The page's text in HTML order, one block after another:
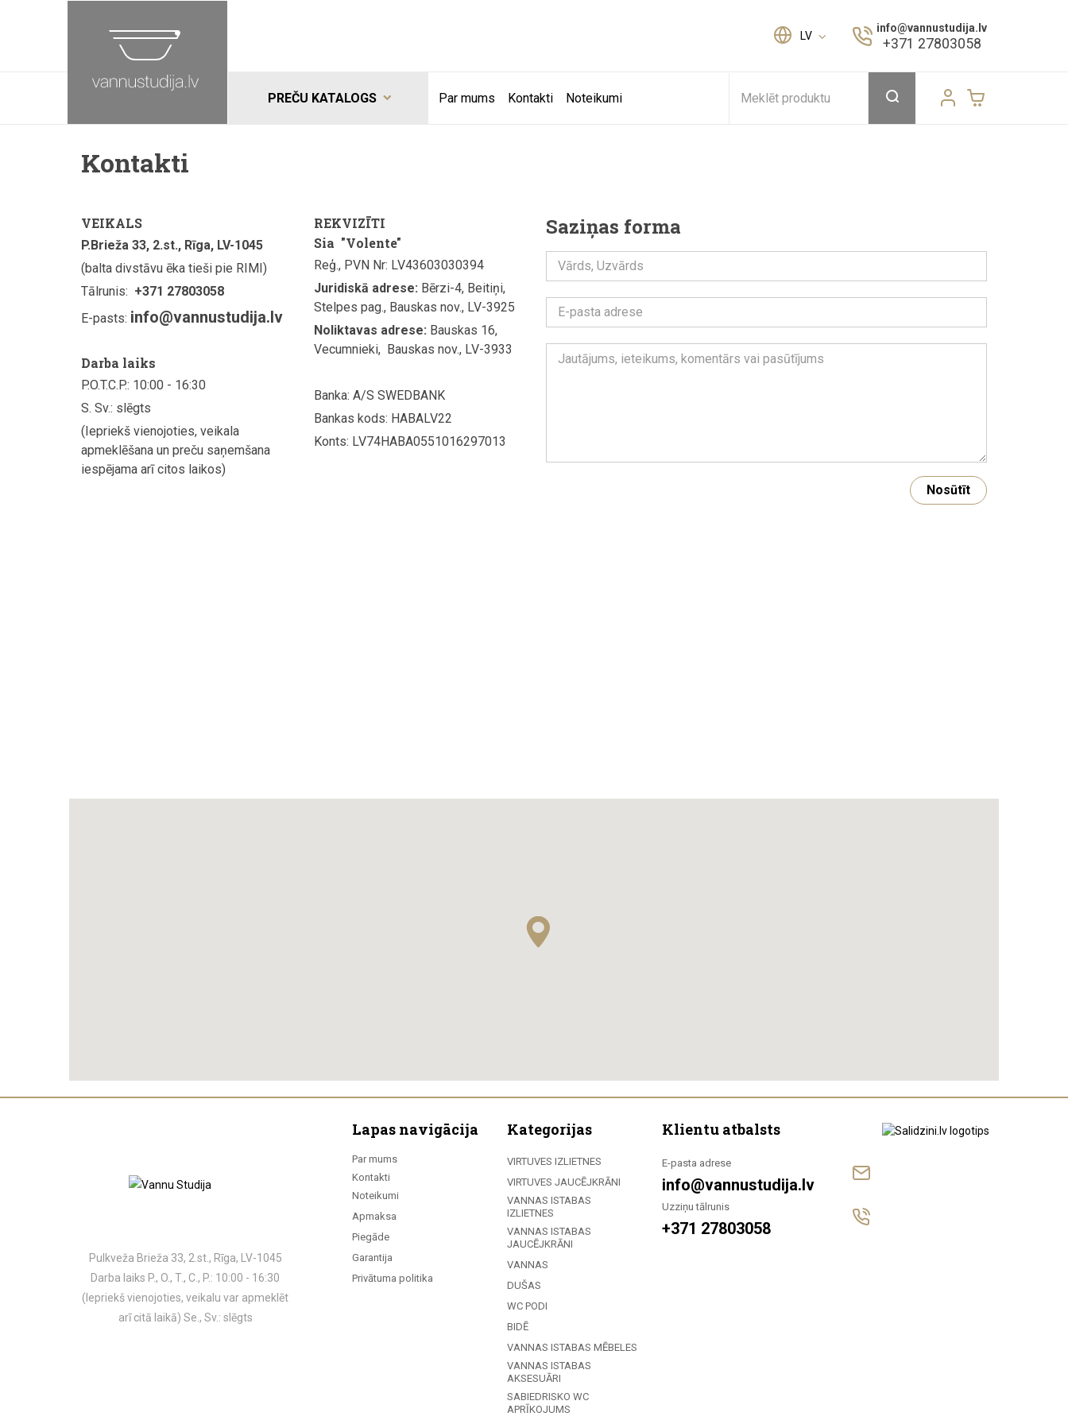
LV
info@vannustudija.lv
+371 27803058
PREČU KATALOGS Par mums Kontakti Noteikumi Meklēt produktu
Kontakti
VEIKALS
P.Brieža 33, 2.st., Rīga, LV-1045
(balta divstāvu ēka tieši pie RIMI)
Tālrunis: +371 27803058
E-pasts: info@vannustudija.lv
Darba laiks
P.O.T.C.P.: 10:00 - 16:30
S. Sv.: slēgts
(Iepriekš vienojoties, veikala
apmeklēšana un preču saņemšana
iespējama arī citos laikos)
REKVIZĪTI
Sia "Volente"
Reģ., PVN Nr: LV43603030394
Juridiskā adrese: Bērzi-4, Beitiņi,
Stelpes pag., Bauskas nov., LV-3925
Noliktavas adrese: Bauskas 16,
Vecumnieki, Bauskas nov., LV-3933
Banka: A/S SWEDBANK
Bankas kods: HABALV22
Konts: LV74HABA0551016297013
Saziņas forma
Vārds, Uzvārds
E-pasta adrese
Jautājums, ieteikums, komentārs vai pasūtījums
Pulkveža Brieža 33, 2.st., Rīga, LV-1045
Darba laiks P., O., T., C., P.: 10:00 - 16:30
(Iepriekš vienojoties, veikalu var apmeklēt
arī citā laikā) Se., Sv.: slēgts
Lapas navigācija
Par mums
Kontakti
Noteikumi
Apmaksa
Piegāde
Garantija
Privātuma politika
Kategorijas
VIRTUVES IZLIETNES
VIRTUVES JAUCĒJKRĀNI
VANNAS ISTABAS
IZLIETNES
VANNAS ISTABAS
JAUCĒJKRĀNI
VANNAS
DUŠAS
WC PODI
BIDĒ
VANNAS ISTABAS MĒBELES
VANNAS ISTABAS
AKSESUĀRI
SABIEDRISKO WC
APRĪKOJUMS
Klientu atbalsts
E-pasta adrese
info@vannustudija.lv
Uzziņu tālrunis
+371 27803058